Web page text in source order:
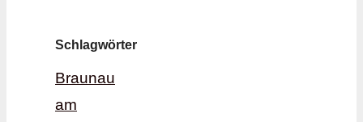
Schlagwörter
Braunau
am